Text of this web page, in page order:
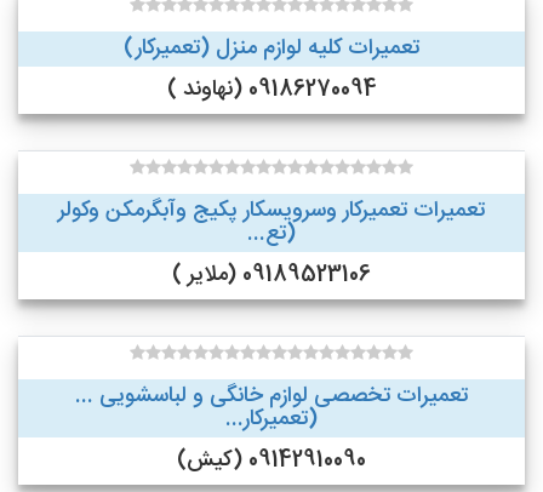
تعمیرات کلیه لوازم منزل (تعمیرکار)
09186270094 (نهاوند )
تعمیرات تعمیرکار وسرویسکار پکیج وآبگرمکن وکولر
(تع...
09189523106 (ملایر )
تعمیرات تخصصی لوازم خانگی و لباسشویی ...
(تعمیرکار...
09142910090 (کیش)